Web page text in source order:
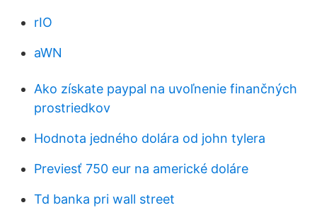
rIO
aWN
Ako získate paypal na uvoľnenie finančných
prostriedkov
Hodnota jedného dolára od john tylera
Previesť 750 eur na americké doláre
Td banka pri wall street